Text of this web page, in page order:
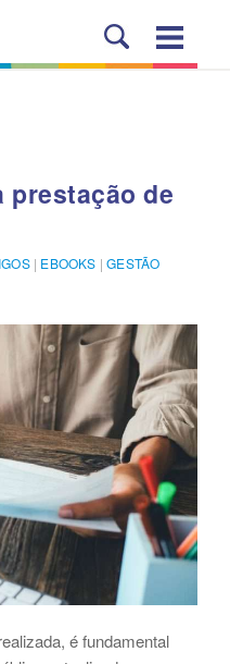
prestação de
| EBOOKS |GESTÃO
é fundamental